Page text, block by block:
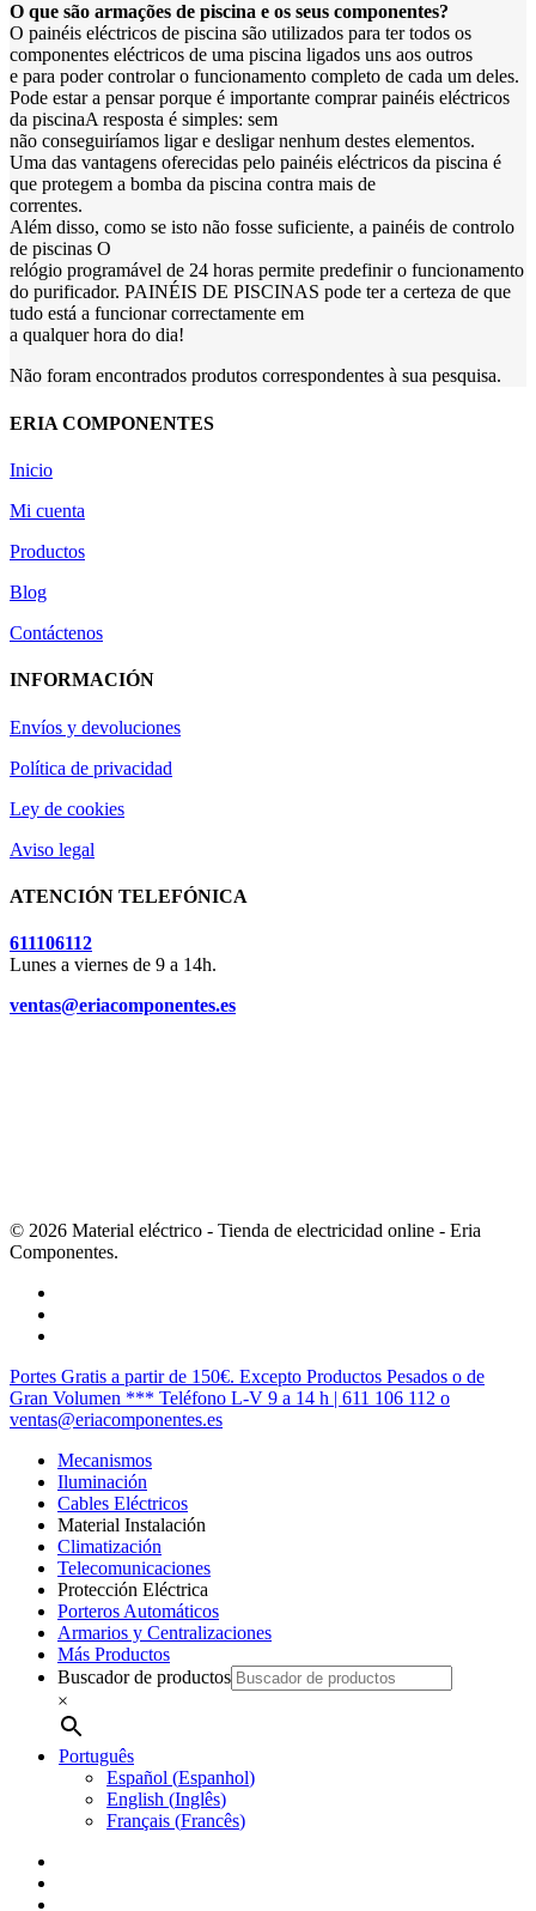
O que são armações de piscina e os seus componentes?
O painéis eléctricos de piscina são utilizados para ter todos os
componentes eléctricos de uma piscina ligados uns aos outros
e para poder controlar o funcionamento completo de cada um deles.
Pode estar a pensar porque é importante comprar painéis eléctricos
da piscinaA resposta é simples: sem
não conseguiríamos ligar e desligar nenhum destes elementos.
Uma das vantagens oferecidas pelo painéis eléctricos da piscina é
que protegem a bomba da piscina contra mais de
correntes.
Além disso, como se isto não fosse suficiente, a painéis de controlo
de piscinas O
relógio programável de 24 horas permite predefinir o funcionamento
do purificador. PAINÉIS DE PISCINAS pode ter a certeza de que
tudo está a funcionar correctamente em
a qualquer hora do dia!
Não foram encontrados produtos correspondentes à sua pesquisa.
ERIA COMPONENTES
Inicio
Mi cuenta
Productos
Blog
Contáctenos
INFORMACIÓN
Envíos y devoluciones
Política de privacidad
Ley de cookies
Aviso legal
ATENCIÓN TELEFÓNICA
611106112
Lunes a viernes de 9 a 14h.
ventas@eriacomponentes.es
© 2026 Material eléctrico - Tienda de electricidad online - Eria
Componentes.
Close
Menu
Portes Gratis a partir de 150€. Excepto Productos Pesados o de
Gran Volumen *** Teléfono L-V 9 a 14 h | 611 106 112 o
ventas@eriacomponentes.es
Mecanismos
Iluminación
Cables Eléctricos
Material Instalación
Climatización
Telecomunicaciones
Protección Eléctrica
Porteros Automáticos
Armarios y Centralizaciones
Más Productos
Buscador de productos
×
Português
Español (Espanhol)
English (Inglês)
Français (Francês)